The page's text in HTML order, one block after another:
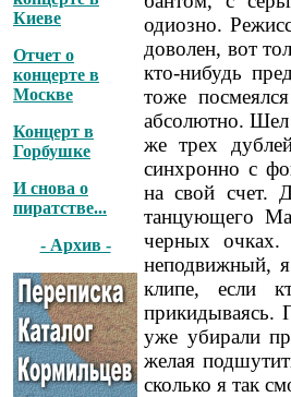
Киеве
Отчет о
концерте в
Москве
Концерт в
Горбушке
И снова о
пиратстве...
- Архив -
одиозно.
доволен, вот
кто-нибудь
тоже
абсолютно. Шел
же трех
синхронно с
на свой счет.
танцующего
черных
неподвижный,
клипе, если
прикидываясь.
уже убирали
желая
сколько я так